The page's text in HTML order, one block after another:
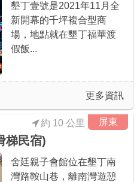
墾丁壹號是2021年11月全
新開幕的千坪複合型商
場，地點就在墾丁福華渡
假飯...
更多資訊
屏東
梯民宿)
約 10 公里
舍廷親子會館位在墾丁南
灣路鞍山巷，離南灣遊憩